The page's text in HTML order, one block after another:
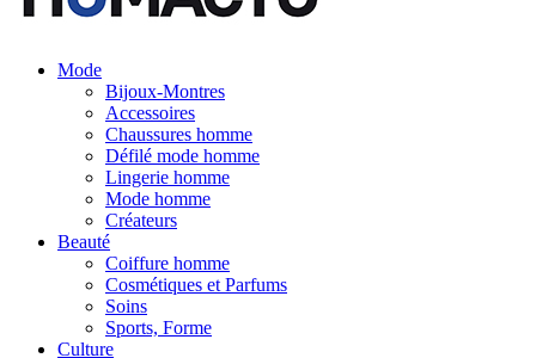
Mode
Bijoux-Montres
Accessoires
Chaussures homme
Défilé mode homme
Lingerie homme
Mode homme
Créateurs
Beauté
Coiffure homme
Cosmétiques et Parfums
Soins
Sports, Forme
Culture